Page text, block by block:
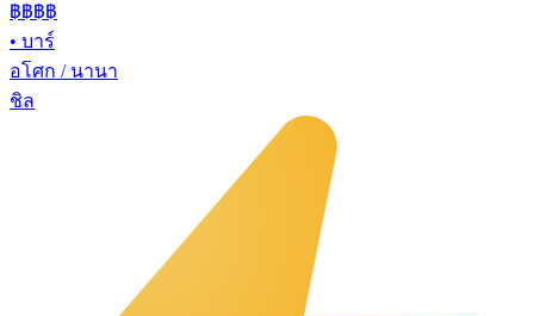
฿฿฿฿
• บาร์
อโศก / นานา
ชิล